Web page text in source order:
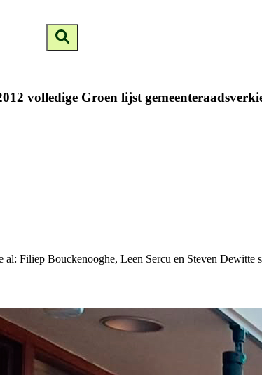
volledige Groen lijst
al: Filiep Bouckenooghe, Leen Sercu en Steven Dewitte